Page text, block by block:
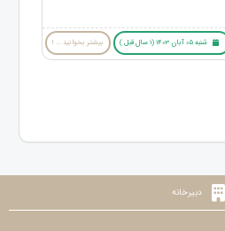
شنبه 05 آبان 1403 (1 سال قبل ) بیشتر بخوانید ... !
دبیرخانه